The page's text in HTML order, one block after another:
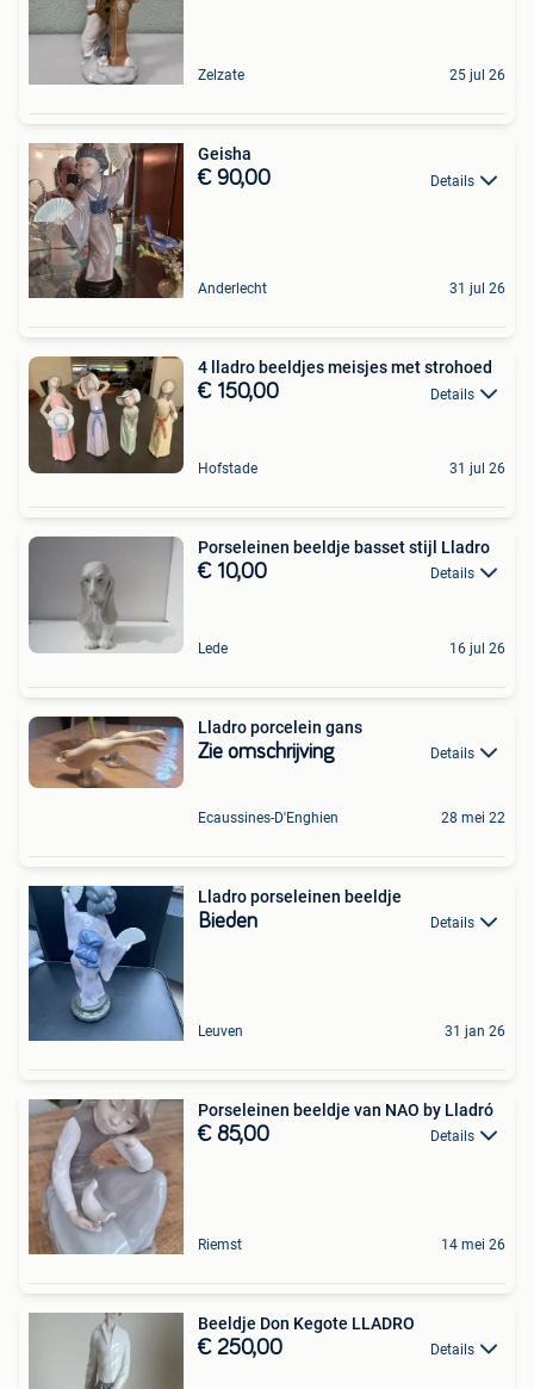
Zelzate 25 jul 26
Geisha
€ 90,00 Details
Anderlecht 31 jul 26
4 lladro beeldjes meisjes met strohoed
€ 150,00 Details
Hofstade 31 jul 26
Porseleinen beeldje basset stijl Lladro
€ 10,00 Details
Lede 16 jul 26
Lladro porcelein gans
Zie omschrijving Details
Ecaussines-D'Enghien 28 mei 22
Lladro porseleinen beeldje
Bieden Details
Leuven 31 jan 26
Porseleinen beeldje van NAO by Lladró
€ 85,00 Details
Riemst 14 mei 26
Beeldje Don Kegote LLADRO
€ 250,00 Details